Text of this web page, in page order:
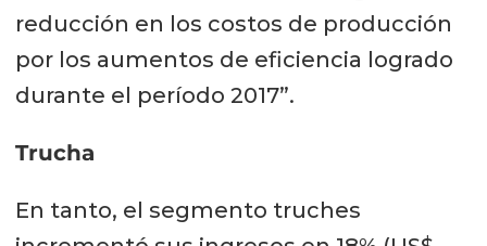
reducción en los costos de producción
por los aumentos de eficiencia logrado
durante el período 2017”.
Trucha
En tanto, el segmento truches